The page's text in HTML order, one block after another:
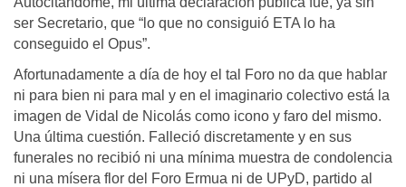
ser Secretario, que “lo que no consiguió ETA lo ha
conseguido el Opus”.
Afortunadamente a día de hoy el tal Foro no da que hablar
ni para bien ni para mal y en el imaginario colectivo está la
imagen de Vidal de Nicolás como icono y faro del mismo.
Una última cuestión. Falleció discretamente y en sus
funerales no recibió ni una mínima muestra de condolencia
ni una mísera flor del Foro Ermua ni de UPyD, partido al